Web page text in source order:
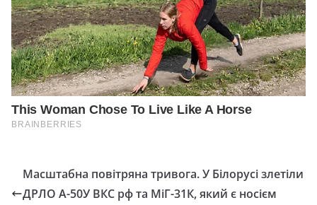
Масштабна повітряна тривога. У Білорусі злетіли
ДРЛО А-50У ВКС рф та МіГ-31К, який є носієм